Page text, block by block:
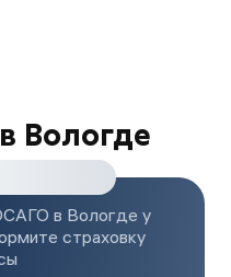
Вологде
в Вологде у
страховку